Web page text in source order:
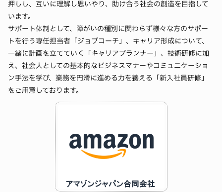
押しし、互いに理解し思いやり、助け合う社会の創造を目指して
います。
サポート体制として、障がいの種別に関わらず様々な方のサポー
トを行う専任担当者「ジョブコーチ」、キャリア形成について、
一緒に計画を立てていく「キャリアプランナー」、技術研修に加
え、社会人としての基本的なビジネスマナーやコミュニケーショ
ン手法を学び、業務を円滑に進める力を養える「新入社員研修」
をご用意しております。